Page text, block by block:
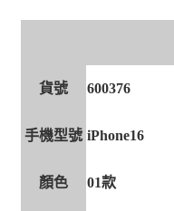
貨號 600376
手機型號 iPhone16
顏色 01款